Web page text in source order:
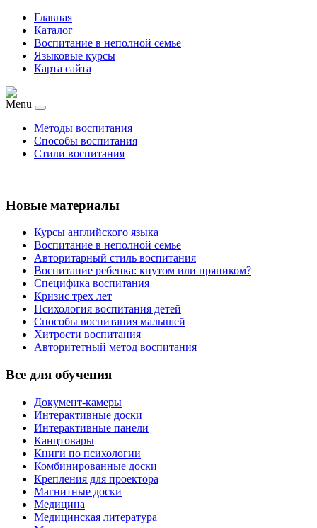
Главная
Каталог
Воспитание в неполной семье
Языковые курсы
Карта сайта
Menu
Методы воспитания
Способы воспитания
Стили воспитания
Новые материалы
Курсы английского языка
Воспитание в неполной семье
Авторитарный стиль воспитания
Воспитание ребенка: кнутом или пряником?
Специфика воспитания
Кризис трех лет
Психология воспитания детей
Способы воспитания малышей
Хитрости воспитания
Авторитетный метод воспитания
Все для обучения
Документ-камеры
Интерактивные доски
Интерактивные панели
Канцтовары
Книги по психологии
Комбинированные доски
Крепления для проектора
Магнитные доски
Медицина
Медицинская литература